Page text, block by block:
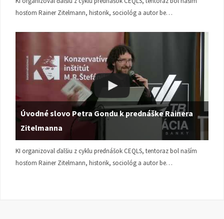
hosťom Rainer Zitelmann, historik, sociológ a autor be…
Úvodné slovo Petra Gondu k prednáške Rainera
Zitelmanna
KI organizoval ďalšiu z cyklu prednášok CEQLS, tentoraz bol naším
hosťom Rainer Zitelmann, historik, sociológ a autor be…